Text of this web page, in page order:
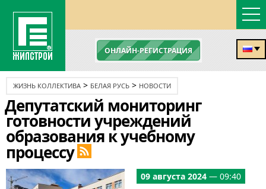
ОНЛАЙН-РЕГИСТРАЦИЯ
ЖИЗНЬ КОЛЛЕКТИВА > БЕЛАЯ РУСЬ > НОВОСТИ
Депутатский мониторинг
готовности учреждений
образования к учебному
процессу
09 августа 2024 — 09:40